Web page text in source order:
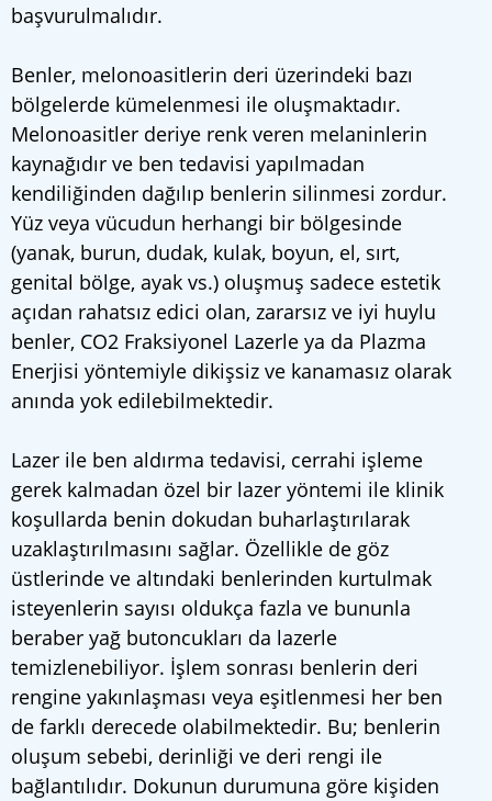
başvurulmalıdır.
Benler, melonoasitlerin deri üzerindeki bazı
bölgelerde kümelenmesi ile oluşmaktadır.
Melonoasitler deriye renk veren melaninlerin
kaynağıdır ve ben tedavisi yapılmadan
kendiliğinden dağılıp benlerin silinmesi zordur.
Yüz veya vücudun herhangi bir bölgesinde
(yanak, burun, dudak, kulak, boyun, el, sırt,
genital bölge, ayak vs.) oluşmuş sadece estetik
açıdan rahatsız edici olan, zararsız ve iyi huylu
benler, CO2 Fraksiyonel Lazerle ya da Plazma
Enerjisi yöntemiyle dikişsiz ve kanamasız olarak
anında yok edilebilmektedir.
Lazer ile ben aldırma tedavisi, cerrahi işleme
gerek kalmadan özel bir lazer yöntemi ile klinik
koşullarda benin dokudan buharlaştırılarak
uzaklaştırılmasını sağlar. Özellikle de göz
üstlerinde ve altındaki benlerinden kurtulmak
isteyenlerin sayısı oldukça fazla ve bununla
beraber yağ butoncukları da lazerle
temizlenebiliyor. İşlem sonrası benlerin deri
rengine yakınlaşması veya eşitlenmesi her ben
de farklı derecede olabilmektedir. Bu; benlerin
oluşum sebebi, derinliği ve deri rengi ile
bağlantılıdır. Dokunun durumuna göre kişiden